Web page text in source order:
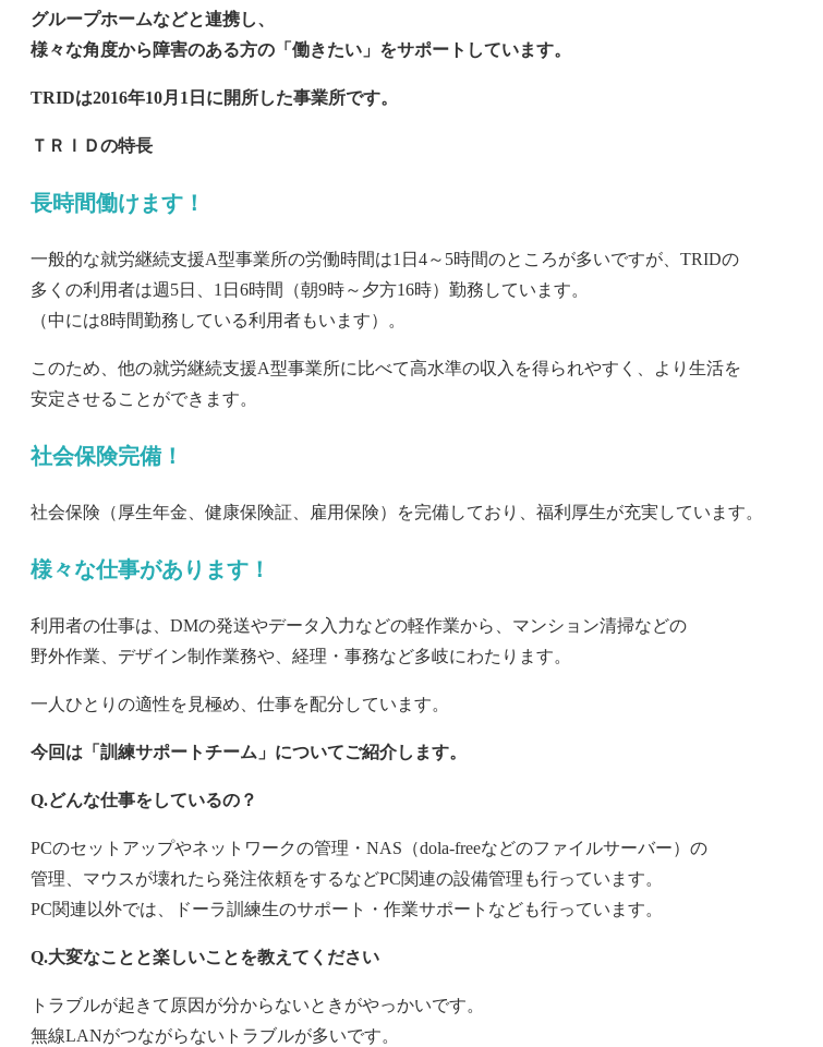
グループホームなどと連携し、
様々な角度から障害のある方の「働きたい」をサポートしています。
TRIDは2016年10月1日に開所した事業所です。
ＴＲＩＤの特長
長時間働けます！
一般的な就労継続支援A型事業所の労働時間は1日4～5時間のところが多いですが、TRIDの
多くの利用者は週5日、1日6時間（朝9時～夕方16時）勤務しています。
（中には8時間勤務している利用者もいます）。
このため、他の就労継続支援A型事業所に比べて高水準の収入を得られやすく、より生活を
安定させることができます。
社会保険完備！
社会保険（厚生年金、健康保険証、雇用保険）を完備しており、福利厚生が充実しています。
様々な仕事があります！
利用者の仕事は、DMの発送やデータ入力などの軽作業から、マンション清掃などの
野外作業、デザイン制作業務や、経理・事務など多岐にわたります。
一人ひとりの適性を見極め、仕事を配分しています。
今回は「訓練サポートチーム」についてご紹介します。
Q.どんな仕事をしているの？
PCのセットアップやネットワークの管理・NAS（dola-freeなどのファイルサーバー）の
管理、マウスが壊れたら発注依頼をするなどPC関連の設備管理も行っています。
PC関連以外では、ドーラ訓練生のサポート・作業サポートなども行っています。
Q.大変なことと楽しいことを教えてください
トラブルが起きて原因が分からないときがやっかいです。
無線LANがつながらないトラブルが多いです。